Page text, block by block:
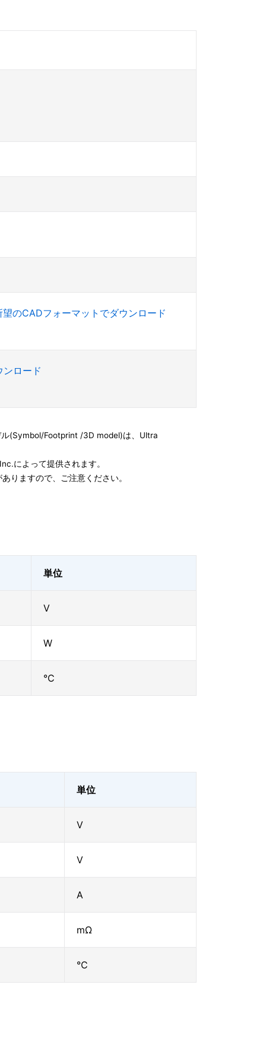
望のCADフォーマットでダウンロード
ロード
(Symbol/Footprint /3D model)は、Ultra
によって提供されます。
りますので、ご注意ください。
単位
V
W
℃
単位
V
V
A
mΩ
℃